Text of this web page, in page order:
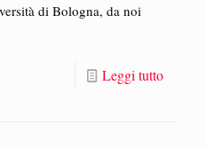
di Bologna, da noi
Leggi tutto